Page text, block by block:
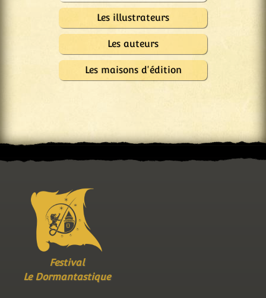
Les illustrateurs
Les auteurs
Les maisons d'édition
Festival
Le Dormantastique